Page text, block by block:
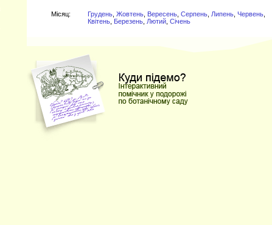
Мiсяц: Грудень Жовтень Вересень Серпень Липень Червень
Квітень Березень Лютий Січень